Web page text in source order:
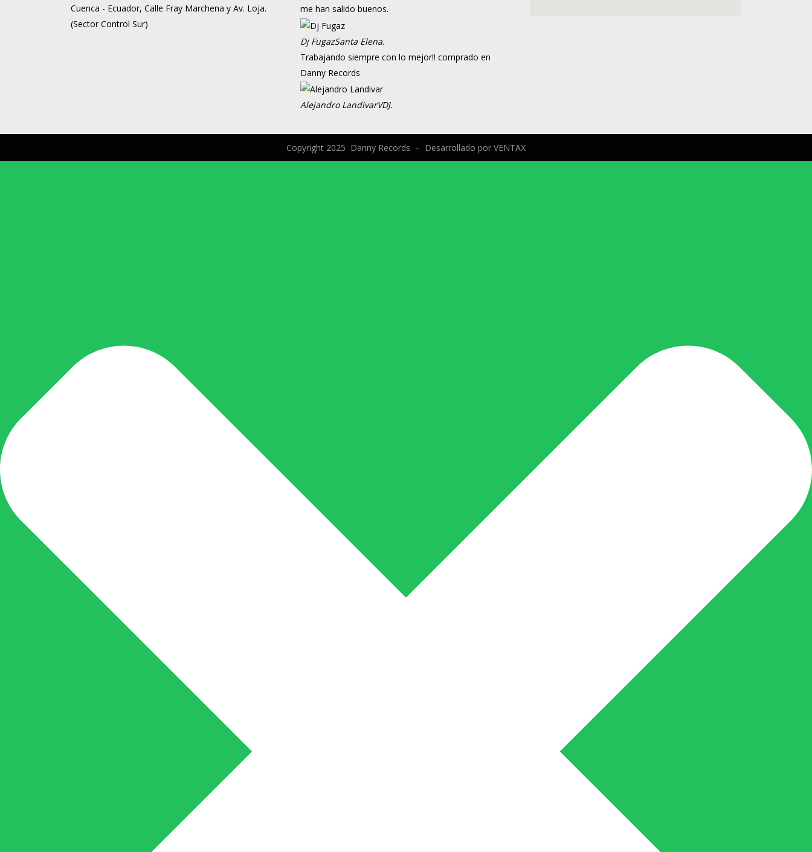
Cuenca - Ecuador, Calle Fray Marchena y Av. Loja.
(Sector Control Sur)
me han salido buenos.
Dj FugazSanta Elena.
Trabajando siempre con lo mejor!! comprado en
Danny Records
Alejandro LandivarVDJ.
Copyright 2025 Danny Records – Desarrollado por VENTAX